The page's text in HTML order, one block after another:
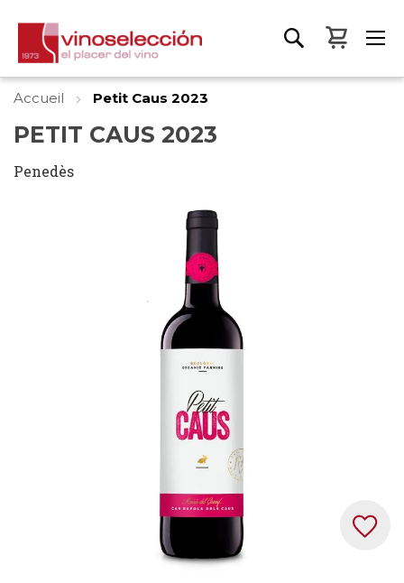
Mon
Accueil Petit Caus 2023
PETIT CAUS 2023
Penedès